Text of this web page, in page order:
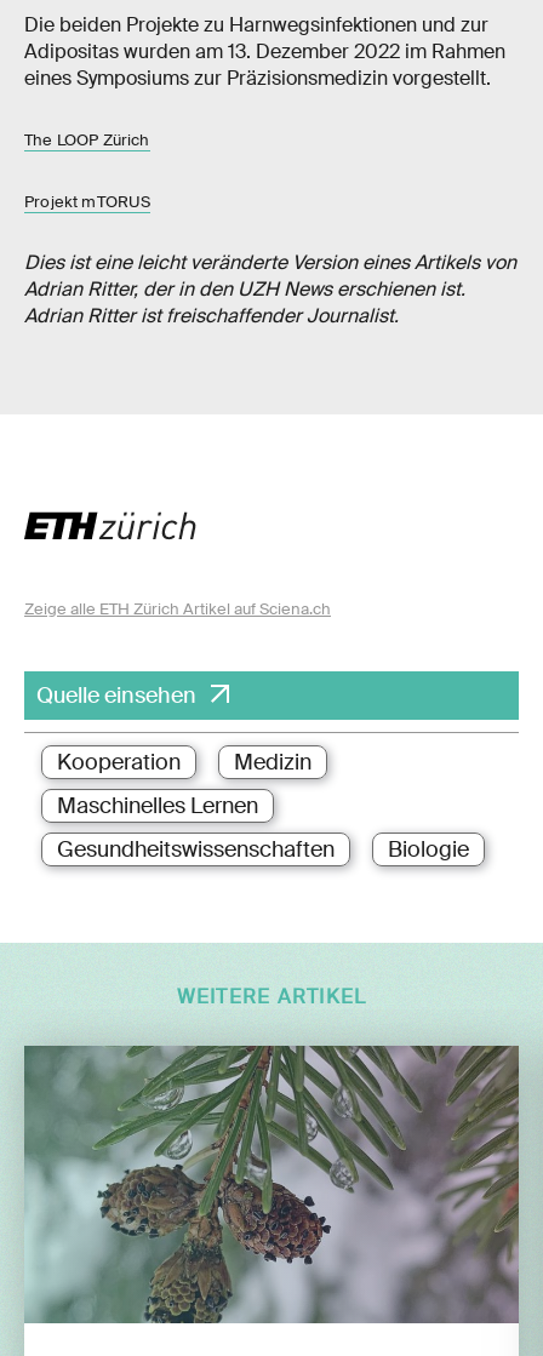
Die beiden Projekte zu Harnwegsinfektionen und zur
Adipositas wurden am 13. Dezember 2022 im Rahmen
eines Symposiums zur Präzisionsmedizin vorgestellt.
The LOOP Zürich
Projekt mTORUS
Dies ist eine leicht veränderte Version eines Artikels von
Adrian Ritter, der in den UZH News erschienen ist.
Adrian Ritter ist freischaffender Journalist.
Zeige alle ETH Zürich Artikel auf Sciena.ch
Quelle einsehen
Kooperation
Medizin
Maschinelles Lernen
Gesundheitswissenschaften
Biologie
WEITERE ARTIKEL